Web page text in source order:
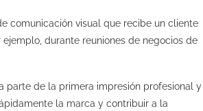
comunicación visual que recibe un cliente
durante reuniones de negocios de
parte de la primera impresión profesional y
la marca y contribuir a la